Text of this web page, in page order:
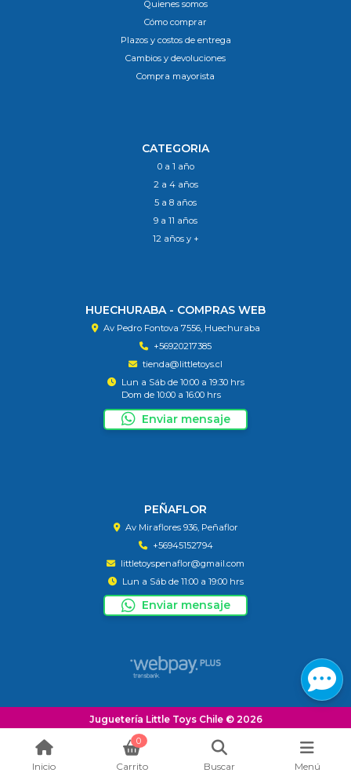
Quienes somos
Cómo comprar
Plazos y costos de entrega
Cambios y devoluciones
Compra mayorista
CATEGORIA
0 a 1 año
2 a 4 años
5 a 8 años
9 a 11 años
12 años y +
HUECHURABA - COMPRAS WEB
Av Pedro Fontova 7556, Huechuraba
+56920217385
tienda@littletoys.cl
Lun a Sáb de 10:00 a 19:30 hrs
Dom de 10:00 a 16:00 hrs
Enviar mensaje
PEÑAFLOR
Av Miraflores 936, Peñaflor
+56945152794
littletoyspenaflor@gmail.com
Lun a Sáb de 11:00 a 19:00 hrs
Enviar mensaje
Juguetería Little Toys Chile © 2026
¿Te gusta mi tienda? Yo vendo con
Inicio
0
Carrito Buscar Menú